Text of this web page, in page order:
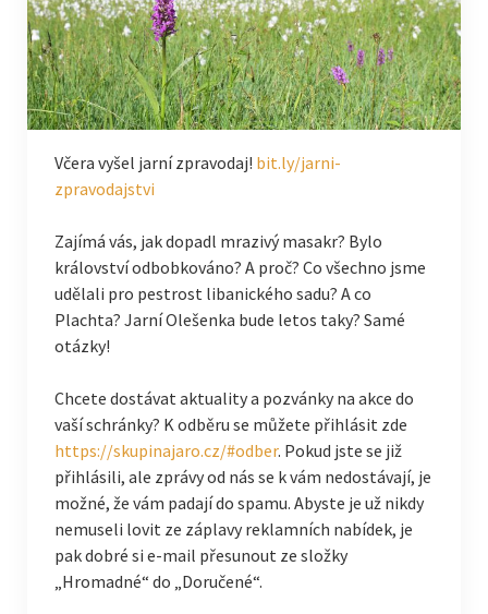
Včera vyšel jarní zpravodaj! bit.ly/jarni-
zpravodajstvi
Zajímá vás, jak dopadl mrazivý masakr? Bylo
království odbobkováno? A proč? Co všechno jsme
udělali pro pestrost libanického sadu? A co
Plachta? Jarní Olešenka bude letos taky? Samé
otázky!
Chcete dostávat aktuality a pozvánky na akce do
vaší schránky? K odběru se můžete přihlásit zde
https://skupinajaro.cz/#odber. Pokud jste se již
přihlásili, ale zprávy od nás se k vám nedostávají, je
možné, že vám padají do spamu. Abyste je už nikdy
nemuseli lovit ze záplavy reklamních nabídek, je
pak dobré si e-mail přesunout ze složky
„Hromadné“ do „Doručené“.